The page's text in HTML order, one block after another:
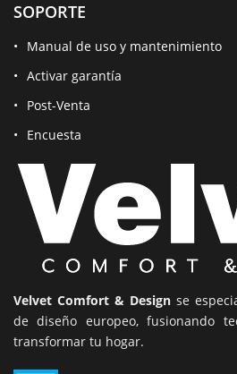
SOPORTE
Manual de uso y mantenimiento
Activar garantía
Post-Venta
Encuesta
Velvet Comfort & Design se
de diseño europeo, fusionando
transformar tu hogar.